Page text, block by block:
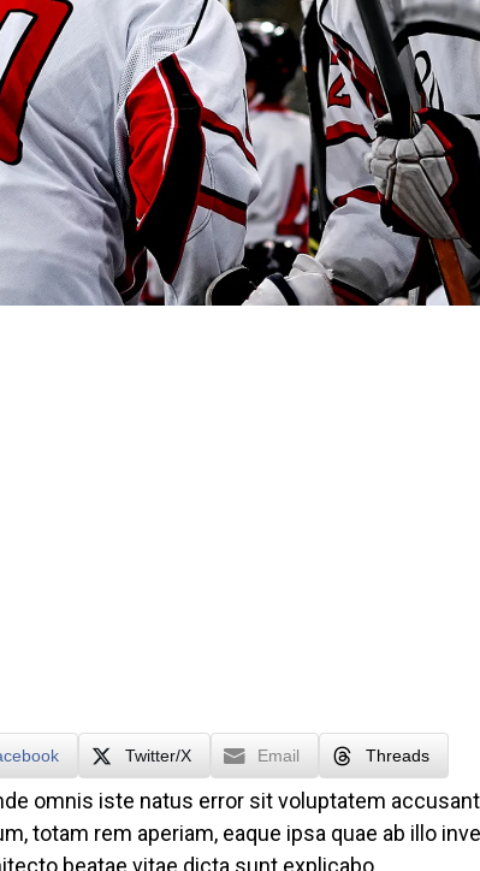
Twitter/X Email Threads
omnis iste natus error sit voluptatem
totam rem aperiam, eaque ipsa quae ab illo
beatae vitae dicta sunt explicabo.